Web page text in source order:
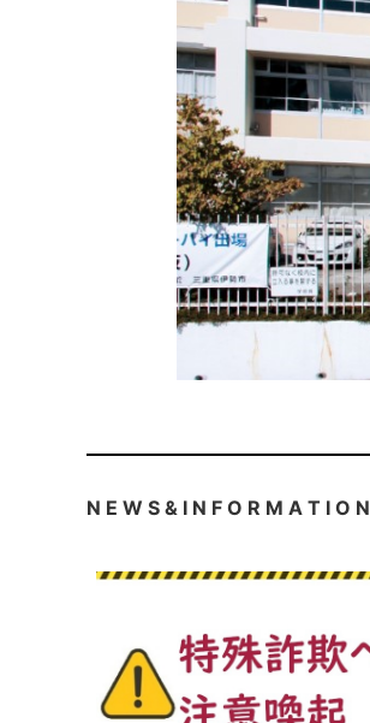
N E W S & I N F O R M A T I O N